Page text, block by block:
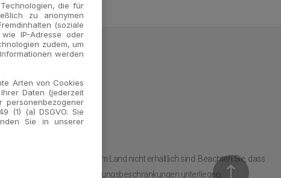
nicht gelten bzw in Ihrem Land nicht erhältlich sind. Beachten Sie, dass
Anmeldepflicht oder Nutzungsbeschränkungen unterliegen.
die für
zu anonymen
(soziale
IP-Adresse oder
zudem, um
werden
Arten von Cookies
Daten (jederzeit
personenbezogener
(1) (a) DSGVO. Sie
Sie in unserer